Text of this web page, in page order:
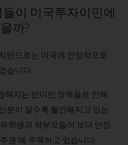
이 미국투자이민에
까?
만으로는 미국에 안정적으로
습니다.
해지는 반이민 정책들로 인해,
분이 갈수록 불안해지고 있는
학생과 학부모들이 보다 안정
권’에 주목하고 있습니다.